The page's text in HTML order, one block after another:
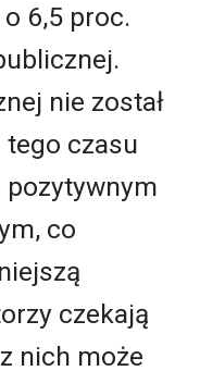
6,5 proc.
nie został
tego czasu
pozytywnym
co
czekają
nich może